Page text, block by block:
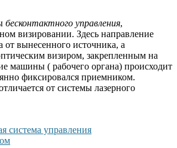
бесконтактного управления,
визировании. Здесь направление
от вынесенного источника, а
визиром, закрепленным на
машины ( рабочего органа) происходит
фиксировался приемником.
от системы лазерного